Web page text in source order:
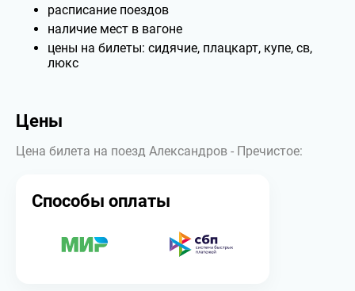
расписание поездов
наличие мест в вагоне
цены на билеты: сидячие, плацкарт, купе, св,
люкс
Цены
Цена билета на поезд Александров - Пречистое:
Способы оплаты